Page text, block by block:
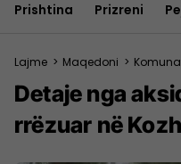
Prishtina Prizreni
Lajme > Maqedoni >
Detaje nga
rrëzuar në